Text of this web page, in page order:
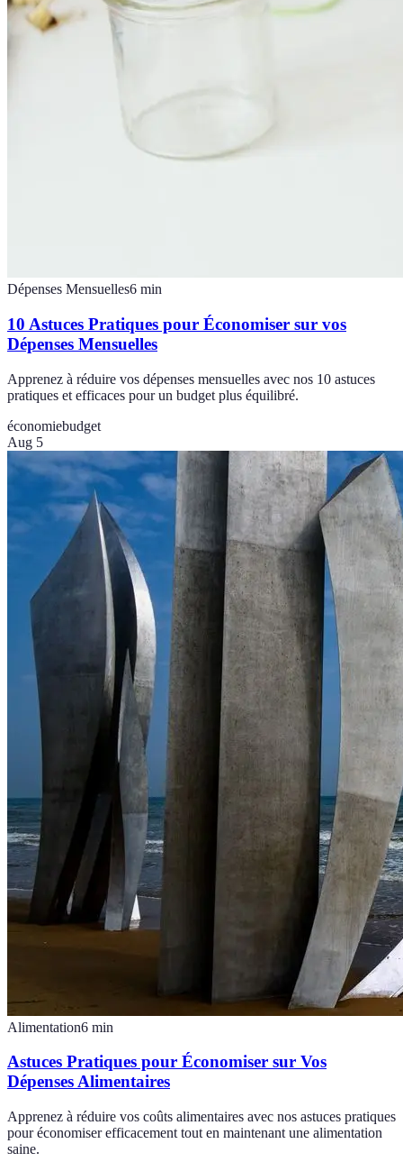
Dépenses Mensuelles6 min
10 Astuces Pratiques pour Économiser sur vos
Dépenses Mensuelles
Apprenez à réduire vos dépenses mensuelles avec nos 10 astuces
pratiques et efficaces pour un budget plus équilibré.
économiebudget
Aug 5
Alimentation6 min
Astuces Pratiques pour Économiser sur Vos
Dépenses Alimentaires
Apprenez à réduire vos coûts alimentaires avec nos astuces pratiques
pour économiser efficacement tout en maintenant une alimentation
saine.